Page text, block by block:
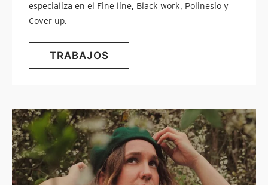
especializa en el Fine line, Black work, Polinesio y
Cover up.
TRABAJOS